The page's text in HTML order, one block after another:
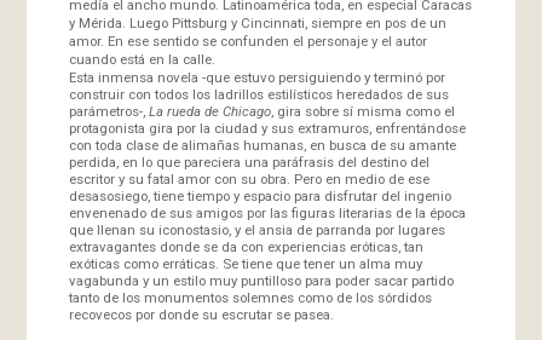
medía el ancho mundo. Latinoamérica toda, en especial Caracas
y Mérida. Luego Pittsburg y Cincinnati, siempre en pos de un
amor. En ese sentido se confunden el personaje y el autor
cuando está en la calle.
Esta inmensa novela -que estuvo persiguiendo y terminó por
construir con todos los ladrillos estilísticos heredados de sus
parámetros-, La rueda de Chicago, gira sobre sí misma como el
protagonista gira por la ciudad y sus extramuros, enfrentándose
con toda clase de alimañas humanas, en busca de su amante
perdida, en lo que pareciera una paráfrasis del destino del
escritor y su fatal amor con su obra. Pero en medio de ese
desasosiego, tiene tiempo y espacio para disfrutar del ingenio
envenenado de sus amigos por las figuras literarias de la época
que llenan su iconostasio, y el ansia de parranda por lugares
extravagantes donde se da con experiencias eróticas, tan
exóticas como erráticas. Se tiene que tener un alma muy
vagabunda y un estilo muy puntilloso para poder sacar partido
tanto de los monumentos solemnes como de los sórdidos
recovecos por donde su escrutar se pasea.